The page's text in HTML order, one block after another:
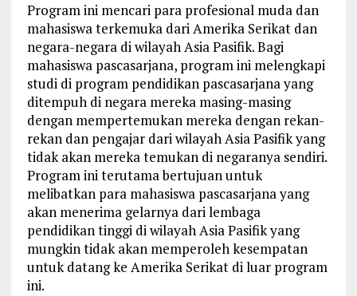
Program ini mencari para profesional muda dan
mahasiswa terkemuka dari Amerika Serikat dan
negara-negara di wilayah Asia Pasifik. Bagi
mahasiswa pascasarjana, program ini melengkapi
studi di program pendidikan pascasarjana yang
ditempuh di negara mereka masing-masing
dengan mempertemukan mereka dengan rekan-
rekan dan pengajar dari wilayah Asia Pasifik yang
tidak akan mereka temukan di negaranya sendiri.
Program ini terutama bertujuan untuk
melibatkan para mahasiswa pascasarjana yang
akan menerima gelarnya dari lembaga
pendidikan tinggi di wilayah Asia Pasifik yang
mungkin tidak akan memperoleh kesempatan
untuk datang ke Amerika Serikat di luar program
ini.